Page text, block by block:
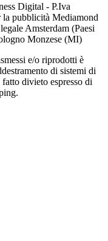
Digital - P.Iva
pubblicità Mediamond
Amsterdam (Paesi
Monzese (MI)
e/o riprodotti è
di sistemi di
divieto espresso di